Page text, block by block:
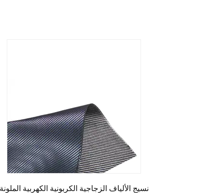
نسيج الألياف الزجاجية الكربونية الكهربية الملونة